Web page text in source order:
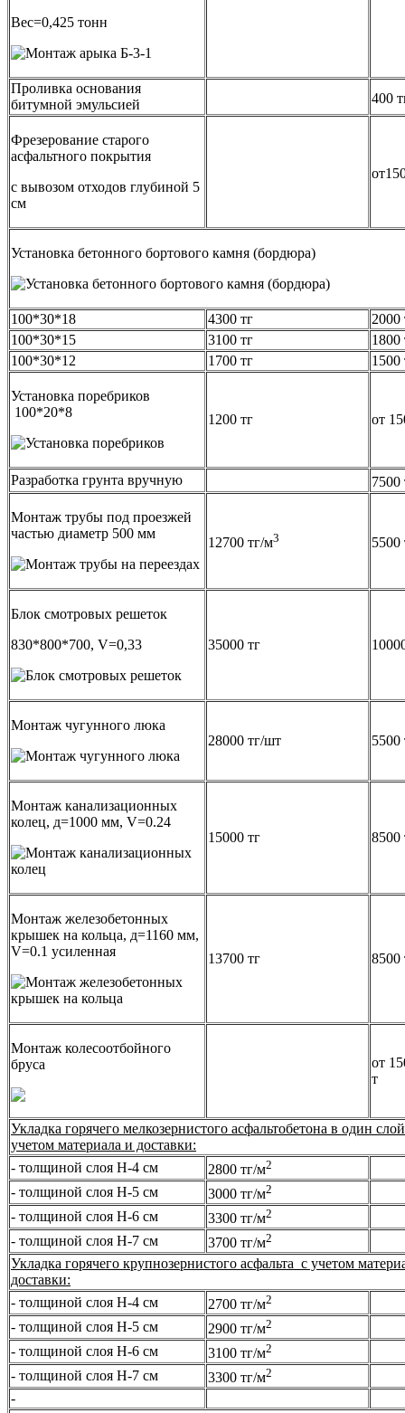
Вес=0,425 тонн
Проливка основания
битумной эмульсией
400
Фрезерование старого
асфальтного покрытия
с вывозом отходов глубиной 5
см
Установка бетонного бортового камня (бордюра)
100*30*18 4300 тг
2000
100*30*15
3100 тг
1800
100*30*12
1700 тг 1500
Установка поребриков
100*20*8
1200 тг от
Разработка грунта вручную 7500
Монтаж трубы под проезжей
частью диаметр 500 мм
12700 тг/м3 5500
Блок смотровых решеток
830*800*700, V=0,33
35000 тг
Монтаж чугунного люка
28000 тг/шт
5500
Монтаж канализационных
колец, д=1000 мм, V=0.24
15000 тг
8500
Монтаж железобетонных
крышек на кольца, д=1160 мм,
V=0.1 усиленная
13700 тг 8500
Монтаж колесоотбойного
бруса
от
т
Укладка горячего мелкозернистого асфальтобетона в один
учетом материала и доставки:
- толщиной слоя Н-4 см
2800 тг/м2
- толщиной слоя Н-5 см 3000 тг/м2
- толщиной слоя Н-6 см 3300 тг/м2
- толщиной слоя Н-7 см 3700 тг/м2
Укладка горячего крупнозернистого асфальта с учетом
доставки:
- толщиной слоя Н-4 см
2700 тг/м2
- толщиной слоя Н-5 см 2900 тг/м2
- толщиной слоя Н-6 см 3100 тг/м2
- толщиной слоя Н-7 см 3300 тг/м2
-